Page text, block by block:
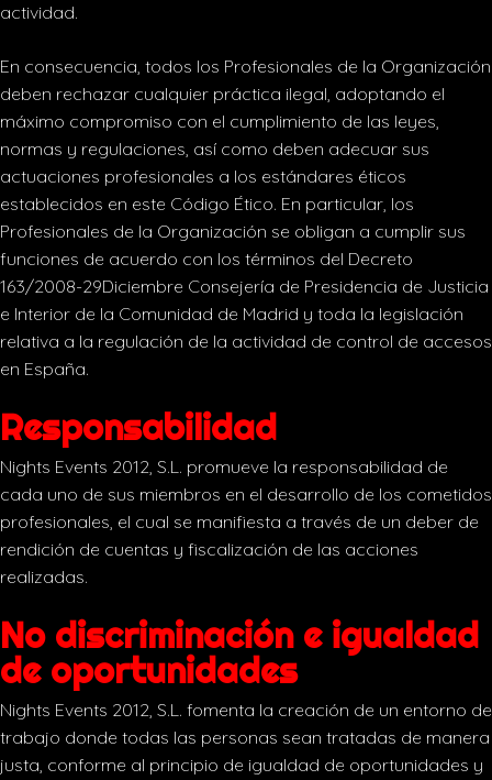
actividad.
En consecuencia, todos los Profesionales de la Organización
deben rechazar cualquier práctica ilegal, adoptando el
máximo compromiso con el cumplimiento de las leyes,
normas y regulaciones, así como deben adecuar sus
actuaciones profesionales a los estándares éticos
establecidos en este Código Ético. En particular, los
Profesionales de la Organización se obligan a cumplir sus
funciones de acuerdo con los términos del Decreto
163/2008-29Diciembre Consejería de Presidencia de Justicia
e Interior de la Comunidad de Madrid y toda la legislación
relativa a la regulación de la actividad de control de accesos
en España.
Responsabilidad
Nights Events 2012, S.L. promueve la responsabilidad de
cada uno de sus miembros en el desarrollo de los cometidos
profesionales, el cual se manifiesta a través de un deber de
rendición de cuentas y fiscalización de las acciones
realizadas.
No discriminación e igualdad
de oportunidades
Nights Events 2012, S.L. fomenta la creación de un entorno de
trabajo donde todas las personas sean tratadas de manera
justa, conforme al principio de igualdad de oportunidades y